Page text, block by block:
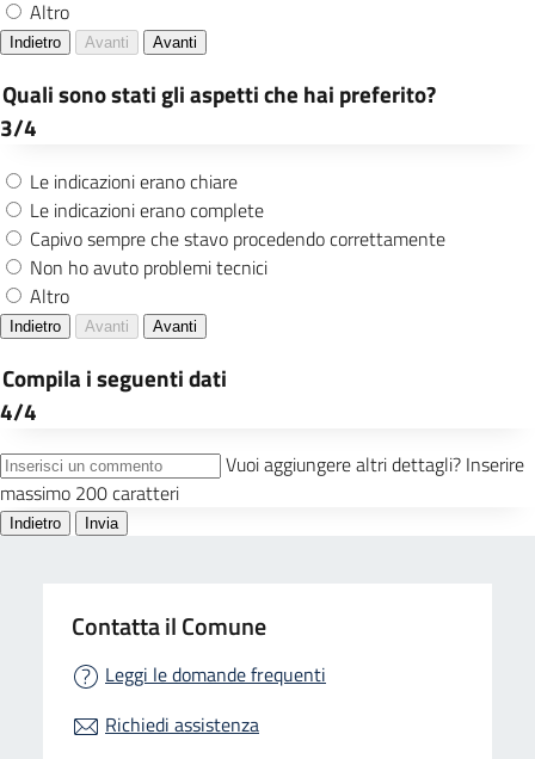
Contatta il Comune
Leggi le domande frequenti
Richiedi assistenza